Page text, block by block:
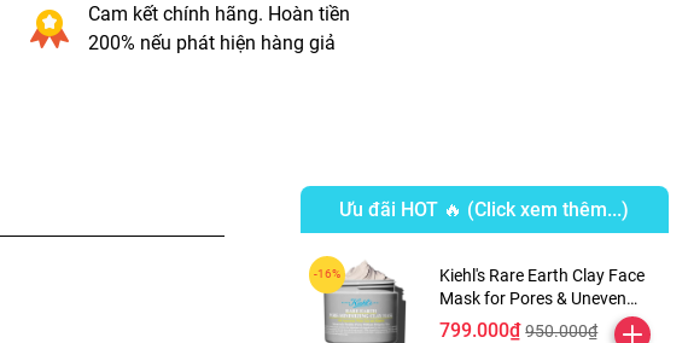
Cam kết chính hãng. Hoàn tiền
200% nếu phát hiện hàng giả
Ưu đãi HOT 🔥 (Click xem thêm...)
Kiehl's Rare Earth Clay Face
Mask for Pores & Uneven
Texture
799.000₫ 950.000₫